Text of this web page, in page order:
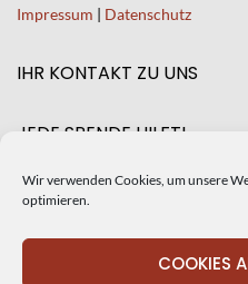
Wir verwenden Cookies, um unsere
optimieren.
COOKIES
Impressum | Datenschutz
IHR KONTAKT ZU UNS
JEDE SPENDE HILFT!
AKTUELLES
CRISTINA DE SILIÓ NEUE
DOMINIKUS STIFTUNG